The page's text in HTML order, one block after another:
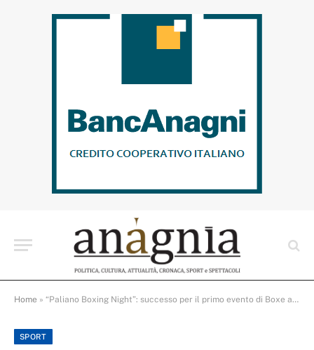
Home » “Paliano Boxing Night”: successo per il primo evento di Boxe a Paliano
SPORT